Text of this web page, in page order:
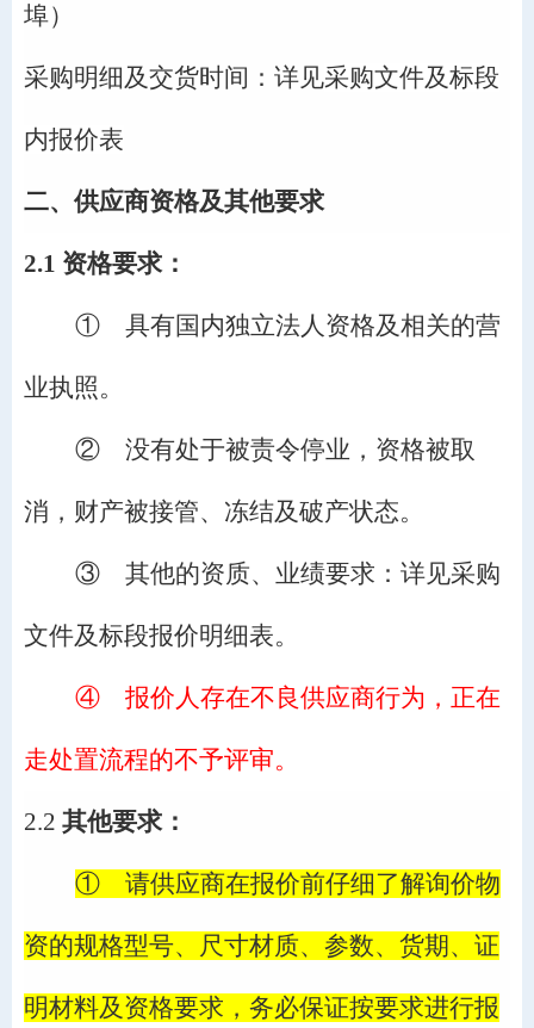
埠）
采购明细及交货时间：详见采购文件及标段
内报价表
二、供应商资格及其他要求
2.1 资格要求：
① 具有国内独立法人资格及相关的营
业执照。
② 没有处于被责令停业，资格被取
消，财产被接管、冻结及破产状态。
③ 其他的资质、业绩要求： 详见采购
文件及标段报价明细表。
④ 报价人存在不良供应商行为，正在
走处置流程的不予评审。
2.2 其他要求：
① 请供应商在报价前仔细了解询价物
资的规格型号、尺寸材质、参数、货期、证
明材料及资格要求，务必保证按要求进行报